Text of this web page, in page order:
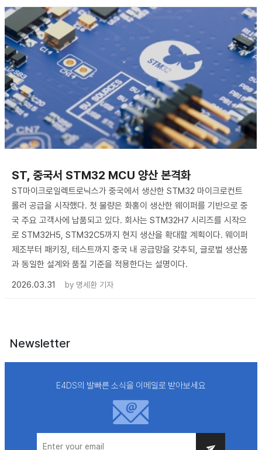
ST, 중국서 STM32 MCU 양산 본격화
ST마이크로일렉트로닉스가 중국에서 생산한 STM32 마이크로컨트
롤러 공급을 시작했다. 첫 물량은 화홍이 생산한 웨이퍼를 기반으로 중
국 주요 고객사에 납품되고 있다. 회사는 STM32H7 시리즈를 시작으
로 STM32H5, STM32C5까지 현지 생산을 확대할 계획이다. 웨이퍼
제조부터 패키징, 테스트까지 중국 내 공급망을 갖추되, 글로벌 생산품
과 동일한 설계와 품질 기준을 적용한다는 설명이다.
2026.03.31
by 명세환 기자
Newsletter
E4DS의 발빠른 소식을 이메일로 받아보세요